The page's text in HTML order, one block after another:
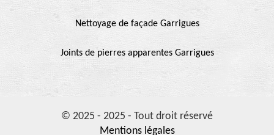
Nettoyage de façade Garrigues
Joints de pierres apparentes Garrigues
© 2025 - 2025 - Tout droit réservé
Mentions légales